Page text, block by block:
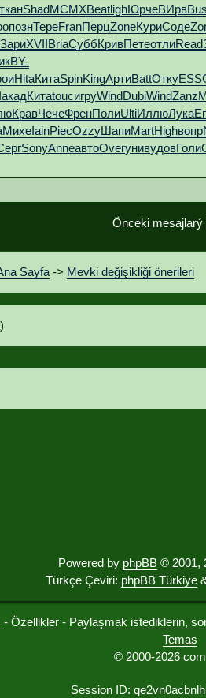
тканShadMCMXBeatlighЮрчеВИрв
познТереFranПерцZoneКуриСоде
ЗариXVIIBriaСуббКривПетеотлиRead
BY-
HitaКитаSpinKingАртиBattОтку
акадКитаtoucигруWindDubiWindZanz
КравЧечеФренПолиUltiИллюЛука
МихеIainPiecOzzyШапиMartHighвопр
SonyAnneавтоOverунивудовГоли
Önceki
Sayfa -> Mevki değişikliği önerileri
Powered by phpBB © 2001,
Türkçe Çeviri: phpBB Türkiye
- Özellikler - Paylaşmak istediklerin,
Temas
© 2000-2026
Session ID: